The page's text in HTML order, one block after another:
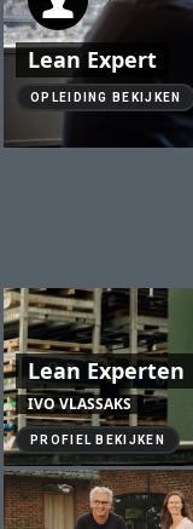
Lean Expert
OPLEIDING BEKIJKEN
Lean Experten
IVO VLASSAKS
PROFIEL BEKIJKEN